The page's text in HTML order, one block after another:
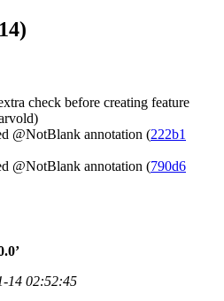
check before creating feature
@NotBlank annotation (222b1
@NotBlank annotation (790d6
14 02:52:45